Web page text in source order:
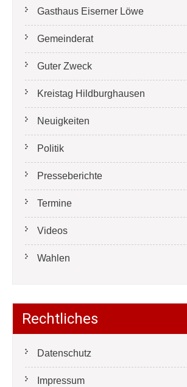
Gasthaus Eiserner Löwe
Gemeinderat
Guter Zweck
Kreistag Hildburghausen
Neuigkeiten
Politik
Presseberichte
Termine
Videos
Wahlen
Rechtliches
Datenschutz
Impressum